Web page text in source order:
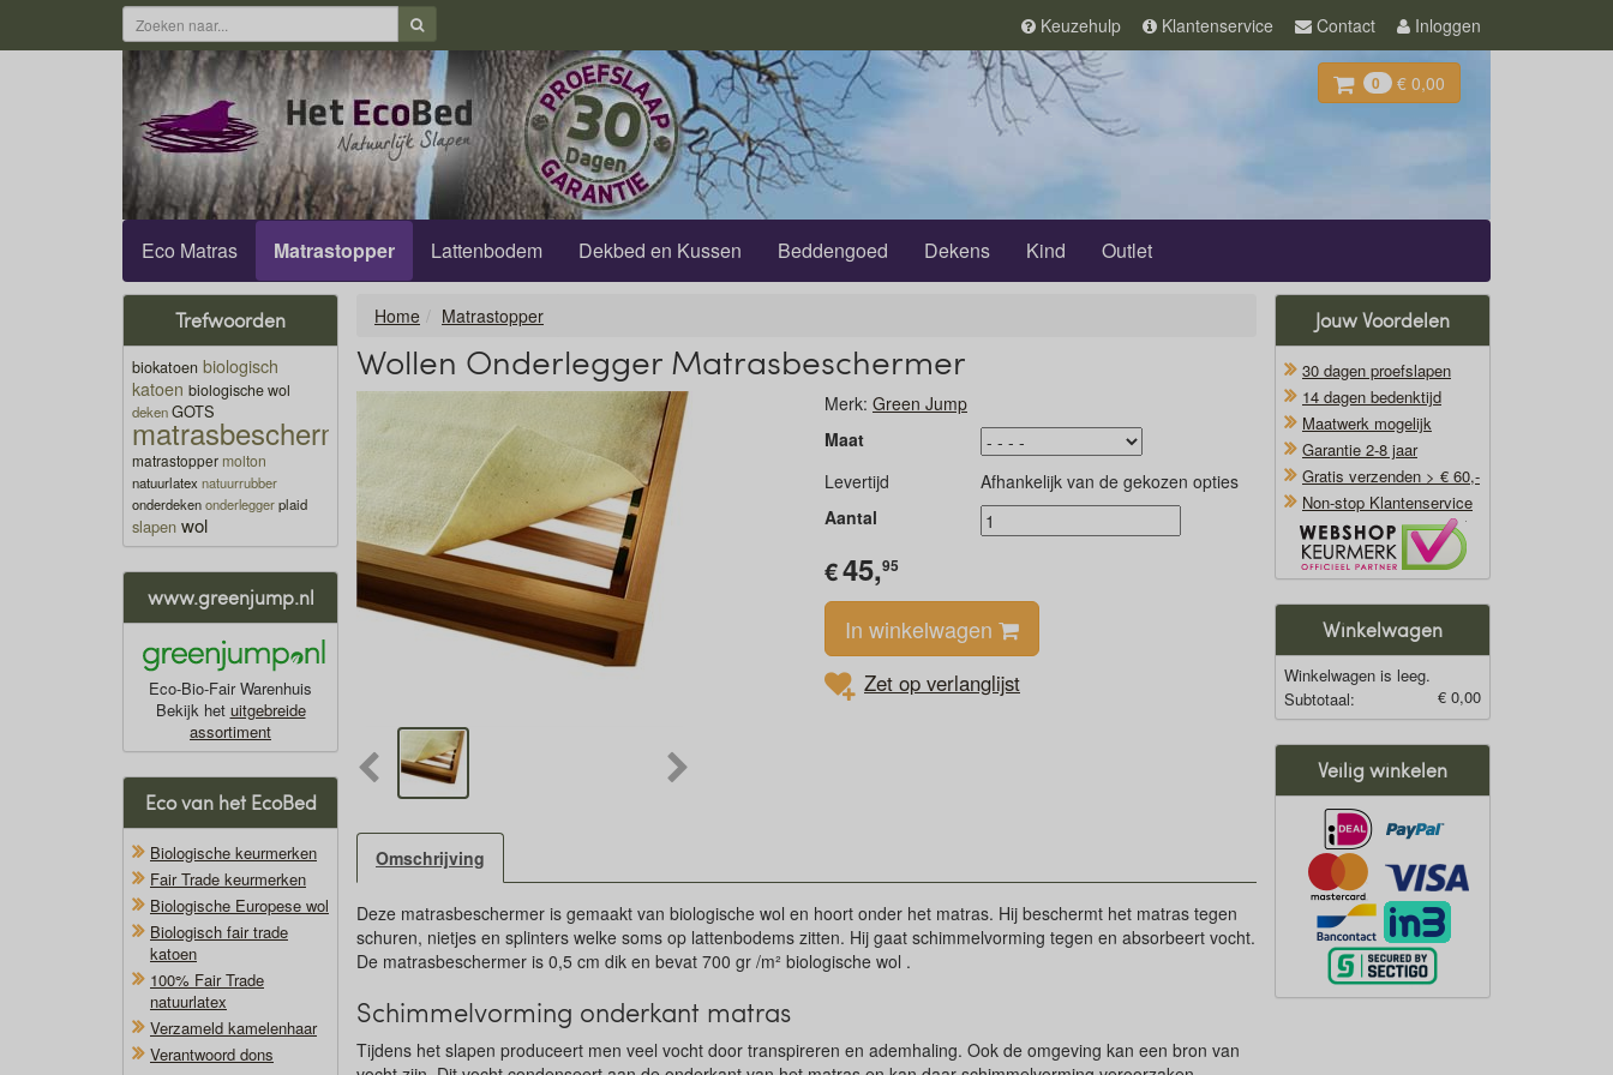
Keuzehulp Klantenservice Contact Inloggen
0 € 0,00
Eco Matras Matrastopper Lattenbodem Dekbed en Kussen Beddengoed Dekens Kind Outlet
Trefwoorden
biokatoen biologisch
katoen biologische wol
dekenGOTS
matrasbeschermer
matrastopper molton
natuurlatex natuurrubber
onderdekenonderleggerplaid
slapen wol
www.greenjump.nl
Eco-Bio-Fair Warenhuis
Bekijk het uitgebreide
assortiment
Eco van het EcoBed
Biologische keurmerken
Fair Trade keurmerken
Biologische Europese wol
Biologisch fair trade
katoen
100% Fair Trade
natuurlatex
Verzameld kamelenhaar
Verantwoord dons
Home Matrastopper
Wollen Onderlegger Matrasbeschermer
Merk: Green Jump
Maat
Levertijd
Afhankelijk van de gekozen opties
Aantal
€45,95
In winkelwagen
Zet op verlanglijst
Omschrijving
Deze matrasbeschermer is gemaakt van biologische wol en hoort onder het matras. Hij beschermt het matras tegen
schuren, nietjes en splinters welke soms op lattenbodems zitten. Hij gaat schimmelvorming tegen en absorbeert vocht.
De matrasbeschermer is 0,5 cm dik en bevat 700 gr /m² biologische wol .
Schimmelvorming onderkant matras
Tijdens het slapen produceert men veel vocht door transpireren en ademhaling. Ook de omgeving kan een bron van
Jouw Voordelen
30 dagen proefslapen
14 dagen bedenktijd
Maatwerk mogelijk
Garantie 2-8 jaar
Gratis verzenden > € 60,-
Non-stop Klantenservice
Winkelwagen
Winkelwagen is leeg.
Subtotaal:
€ 0,00
Veilig winkelen